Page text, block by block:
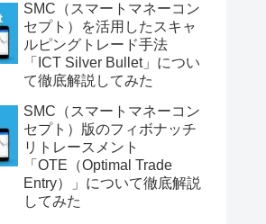
SMC（スマートマネーコン
セプト）を活用したスキャ
ルピングトレード手法
「ICT Silver Bullet」につい
て徹底解説してみた
SMC（スマートマネーコン
セプト）版のフィボナッチ
リトレースメント
「OTE（Optimal Trade
Entry）」について徹底解説
してみた